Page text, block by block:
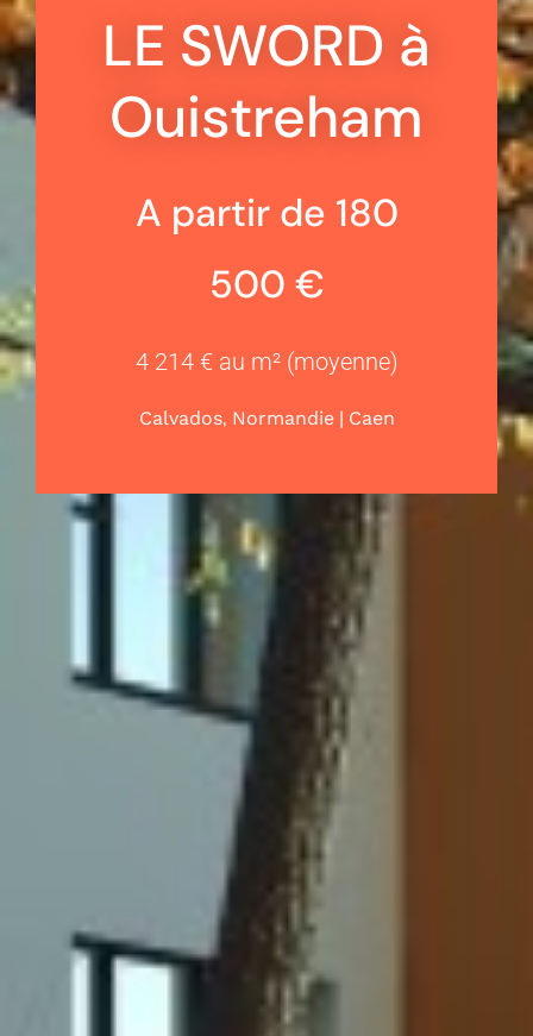
LE SWORD à
Ouistreham
A partir de 180
500 €
4 214 € au m² (moyenne)
Calvados, Normandie| Caen